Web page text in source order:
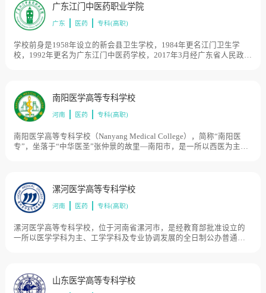
广东江门中医药职业学院
广东 医药 专科(高职)
学校前身是1958年设立的新会县卫生学校，1984年更名江门卫生学
校，1992年更名为广东江门中医药学校，2017年3月经广东省人民政府
中医药特色技术技能型人才；始终坚持职业教育发展方向，始终坚持
培养技术技能人才，始终坚持突出中医药特色，培养了一批又一批发
展型、复合型、创新型中医药人才，为区域人民群众健康事业、为广
支撑，是广东省第一所中医药高职院校，是第一所由广东省中医药局
和江门市共建的高职院校，是粤港澳大湾区唯一的中医药高职院校，
南阳医学高等专科学校
河南 医药 专科(高职)
南阳医学高等专科学校（Nanyang Medical College），简称“南阳医
专”，坐落于“中华医圣”张仲景的故里—南阳市，是一所以西医为主
医学高等专科学校。2006 年，南阳市委、市政府对南阳医学教育资源
进行整合，将南阳医学高等专科学校、南阳中医药学校（含南阳理工
学院国医药系（原张仲景国医大学））、南阳市一职专委托南阳医专
兼优、医护药技康养管门类齐全的办学格局。学校至今已有 68 年办学
历史和 30多年专科教育经历。建校以来，共为国家培养各类医疗卫生
漯河医学高等专科学校
河南 医药 专科(高职)
漯河医学高等专科学校，位于河南省漯河市，是经教育部批准设立的
一所以医学学科为主、工学学科及专业协调发展的全日制公办普通医
设立漯河医学高等专科学校。2017年，学院入选河南省国家级优质高
等职业院校建设项目，目前学校总体占地面积1540亩。
山东医学高等专科学校